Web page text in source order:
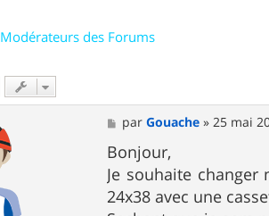
Modérateurs des Forums
M
e
s
s
a
g
e
parGouache »25 mai
Bonjour,
Je souhaite
24x38 avec une